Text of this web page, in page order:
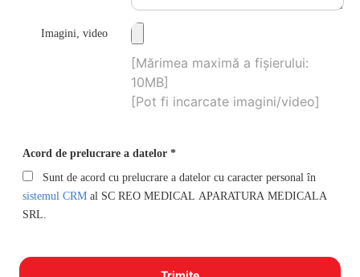
Imagini, video
[Mărimea maximă a fișierului:
10MB]
[Pot fi incarcate imagini/video]
Acord de prelucrare a datelor
Sunt de acord cu prelucrare a datelor cu caracter personal în
sistemul CRM al SC REO MEDICAL APARATURA MEDICALA
SRL.